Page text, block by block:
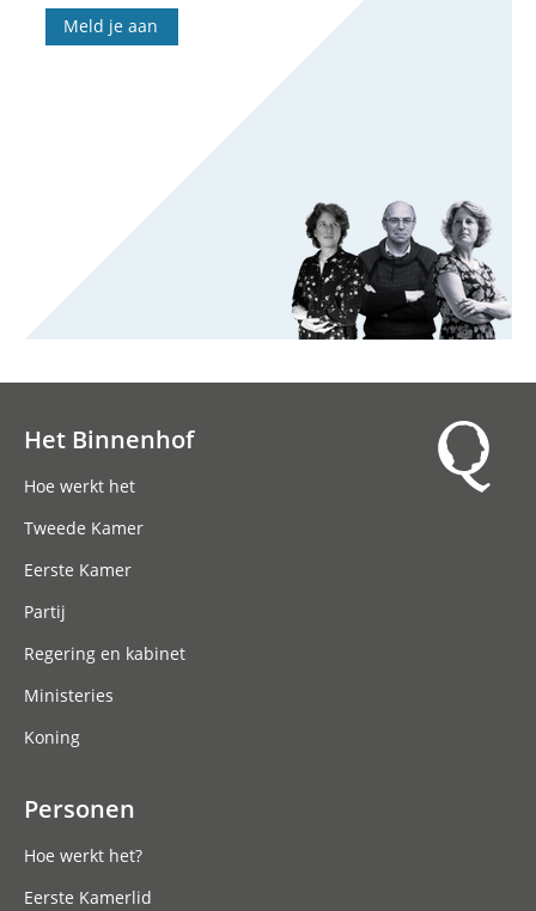
Meld je aan
Het Binnenhof
Hoe werkt het
Tweede Kamer
Eerste Kamer
Partij
Regering en kabinet
Ministeries
Koning
Personen
Hoe werkt het?
Eerste Kamerlid